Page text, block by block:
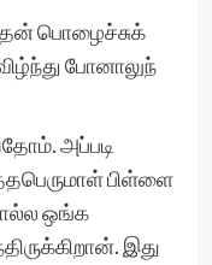
பொழைச்சுக்
போனாலுந்
அப்படி
பிள்ளை
ஒங்க
இது